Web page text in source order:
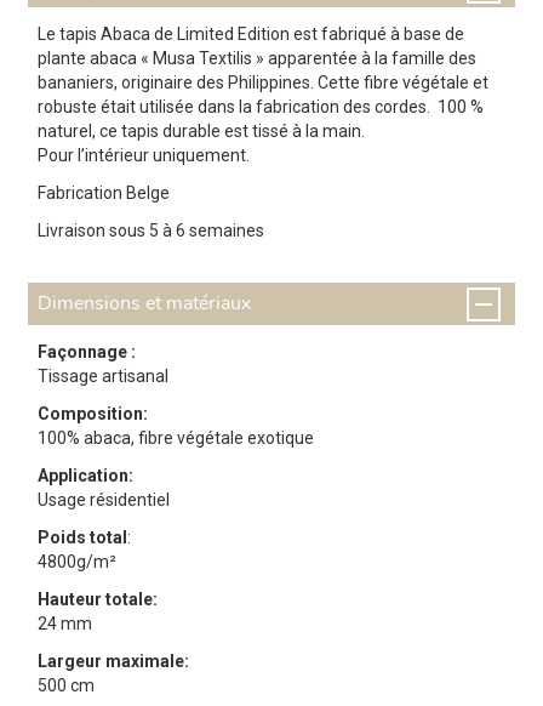
Le tapis Abaca de Limited Edition est fabriqué à base de
plante abaca « Musa Textilis » apparentée à la famille des
bananiers, originaire des Philippines. Cette fibre végétale et
robuste était utilisée dans la fabrication des cordes. 100 %
naturel, ce tapis durable est tissé à la main.
Pour l’intérieur uniquement.
Fabrication Belge
Livraison sous 5 à 6 semaines
Dimensions et matériaux
Façonnage :
Tissage artisanal
Composition:
100% abaca, fibre végétale exotique
Application:
Usage résidentiel
Poids total :
4800g/m²
Hauteur totale:
24 mm
Largeur maximale:
500 cm